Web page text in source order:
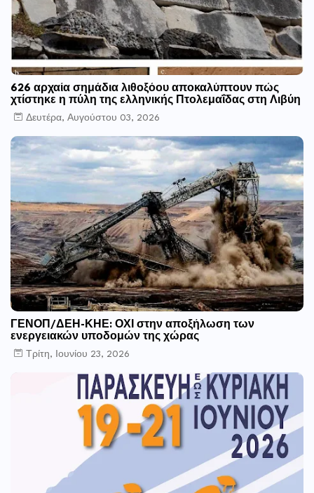
626 αρχαία σημάδια λιθοξόου αποκαλύπτουν πώς
χτίστηκε η πύλη της ελληνικής Πτολεμαΐδας στη Λιβύη
Δευτέρα, Αυγούστου 03, 2026
ΓΕΝΟΠ/ΔΕΗ-ΚΗΕ: ΟΧΙ στην αποξήλωση των
ενεργειακών υποδομών της χώρας
Τρίτη, Ιουνίου 23, 2026